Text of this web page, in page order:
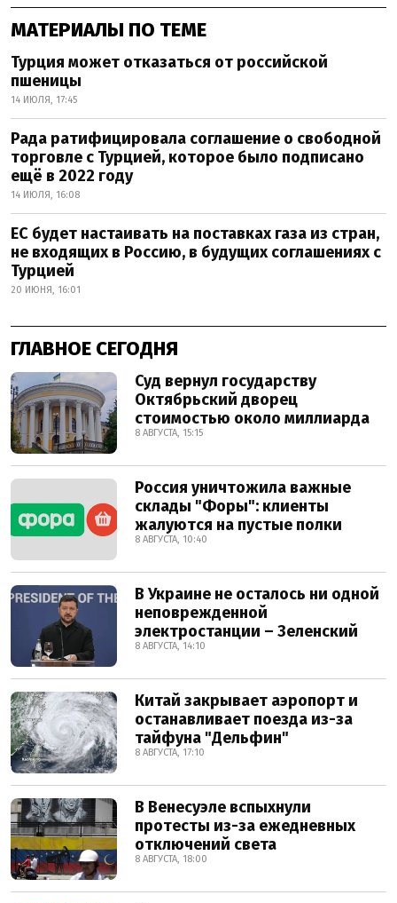
МАТЕРИАЛЫ ПО ТЕМЕ
Турция может отказаться от российской
пшеницы
14 ИЮЛЯ, 17:45
Рада ратифицировала соглашение о свободной
торговле с Турцией, которое было подписано
ещё в 2022 году
14 ИЮЛЯ, 16:08
ЕС будет настаивать на поставках газа из стран,
не входящих в Россию, в будущих соглашениях с
Турцией
20 ИЮНЯ, 16:01
ГЛАВНОЕ СЕГОДНЯ
Суд вернул государству
Октябрьский дворец
стоимостью около миллиарда
8 АВГУСТА, 15:15
Россия уничтожила важные
склады "Форы": клиенты
жалуются на пустые полки
8 АВГУСТА, 10:40
В Украине не осталось ни одной
неповрежденной
электростанции – Зеленский
8 АВГУСТА, 14:10
Китай закрывает аэропорт и
останавливает поезда из-за
тайфуна "Дельфин"
8 АВГУСТА, 17:10
В Венесуэле вспыхнули
протесты из-за ежедневных
отключений света
8 АВГУСТА, 18:00